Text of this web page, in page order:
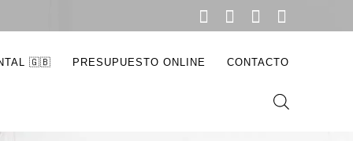
🇬🇧 PRESUPUESTO ONLINE CONTACTO